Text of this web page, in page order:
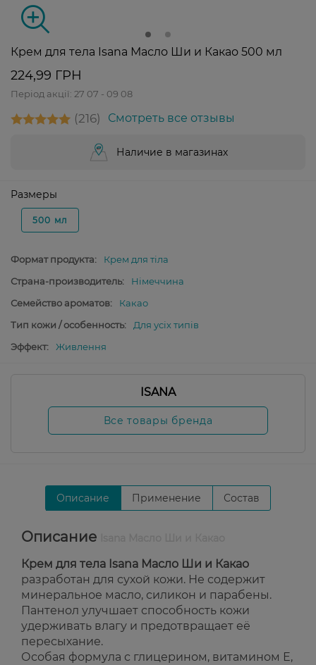
Крем для тела Isana Масло Ши и Какао 500 мл
224,99 ГРН
Період акції: 27 07 - 09 08
216 Смотреть все отзывы
Наличие в магазинах
Размеры
500 мл
Формат продукта:
Крем для тіла
Страна-производитель:
Німеччина
Семейство ароматов:
Какао
Тип кожи / особенность:
Для усіх типів
Эффект:
Живлення
ISANA
Все товары бренда
Описание Применение Состав
Описание
Крем для тела Isana Масло Ши и Какао
разработан для сухой кожи. Не содержит
минеральное масло, силикон и парабены.
Пантенол улучшает способность кожи
удерживать влагу и предотвращает её
пересыхание.
Особая формула с глицерином, витамином Е,